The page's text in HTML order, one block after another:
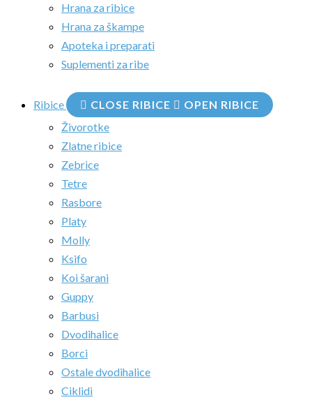
Hrana za ribice
Hrana za škampe
Apoteka i preparati
Suplementi za ribe
Ribice CLOSE RIBICE
OPEN RIBICE
Živorotke
Zlatne ribice
Zebrice
Tetre
Rasbore
Platy
Molly
Ksifo
Koi šarani
Guppy
Barbusi
Dvodihalice
Borci
Ostale dvodihalice
Ciklidi